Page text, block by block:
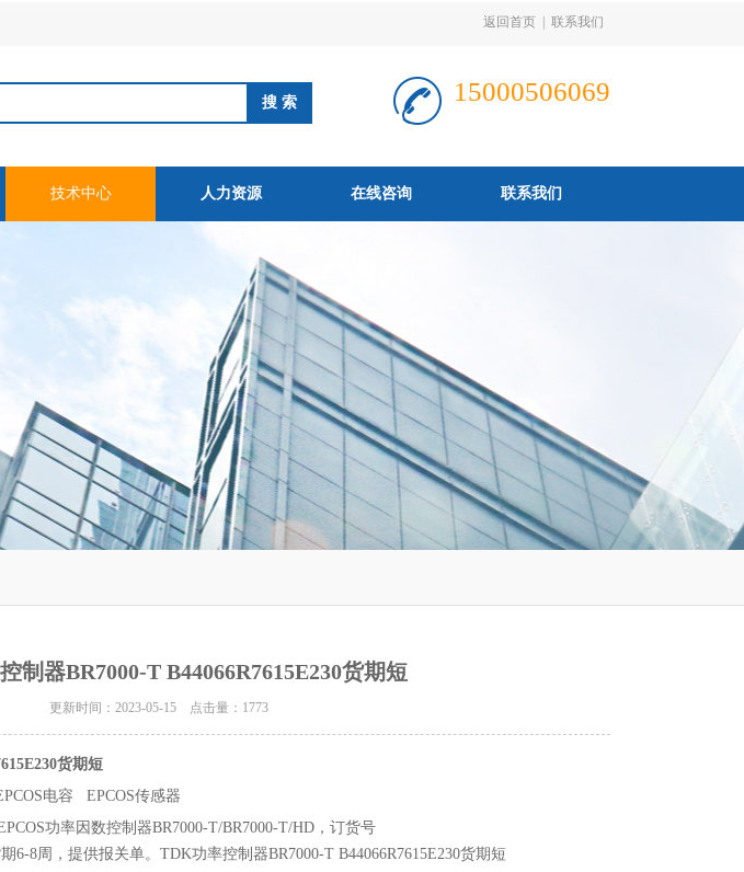
返回首页 联系我们
15000506069
技术中心 人力资源 在线咨询 联系我们
制器BR7000-T B44066R7615E230货期短
更新时间：2023-05-15 点击量： 1773
货期短
电容 EPCOS传感器
功率因数控制器BR7000-T/BR7000-T/HD，订货号
期6-8周，提供报关单。TDK功率控制器BR7000-T B44066R7615E230货期短